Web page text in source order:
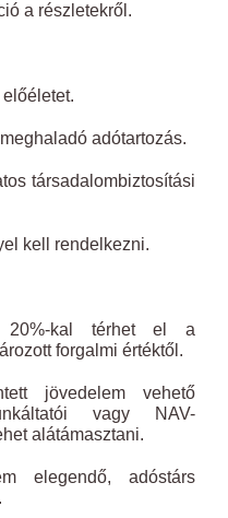
a részletekről.
adótartozás.
társadalombiztosítási
kell rendelkezni.
20%-kal térhet el a
forgalmi értéktől.
jövedelem vehető
vagy NAV-
alátámasztani.
elegendő, adóstárs